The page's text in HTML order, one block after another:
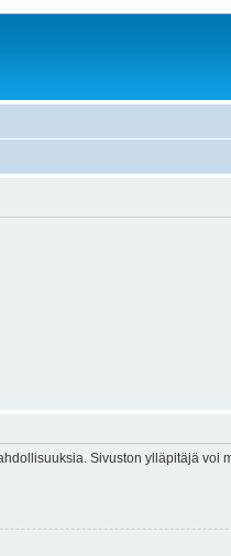
Sivuston ylläpitäjä